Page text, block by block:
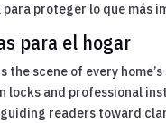
proteger lo que más
para el hogar
the scene of every
locks and professional
readers toward